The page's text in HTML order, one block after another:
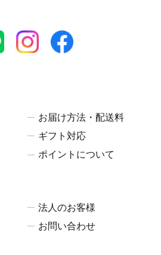
お届け方法・配送料
ギフト対応
ポイントについて
法人のお客様
お問い合わせ